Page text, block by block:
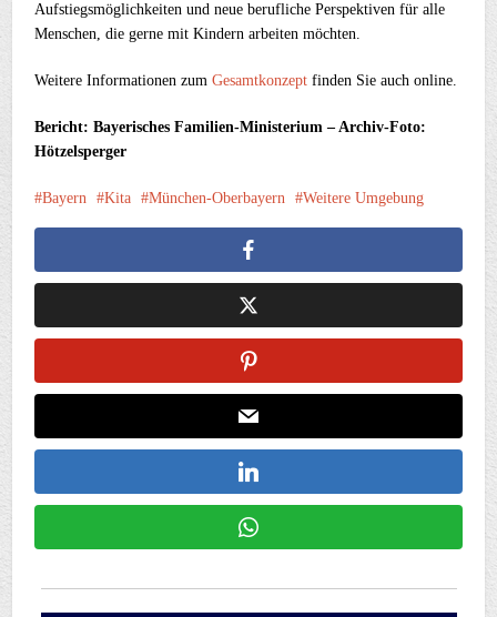
Aufstiegsmöglichkeiten und neue berufliche Perspektiven für alle
Menschen, die gerne mit Kindern arbeiten möchten.
Weitere Informationen zumGesamtkonzept finden Sie auch online.
Bericht: Bayerisches Familien-Ministerium – Archiv-Foto:
Hötzelsperger
Bayern Kita München-Oberbayern Weitere Umgebung